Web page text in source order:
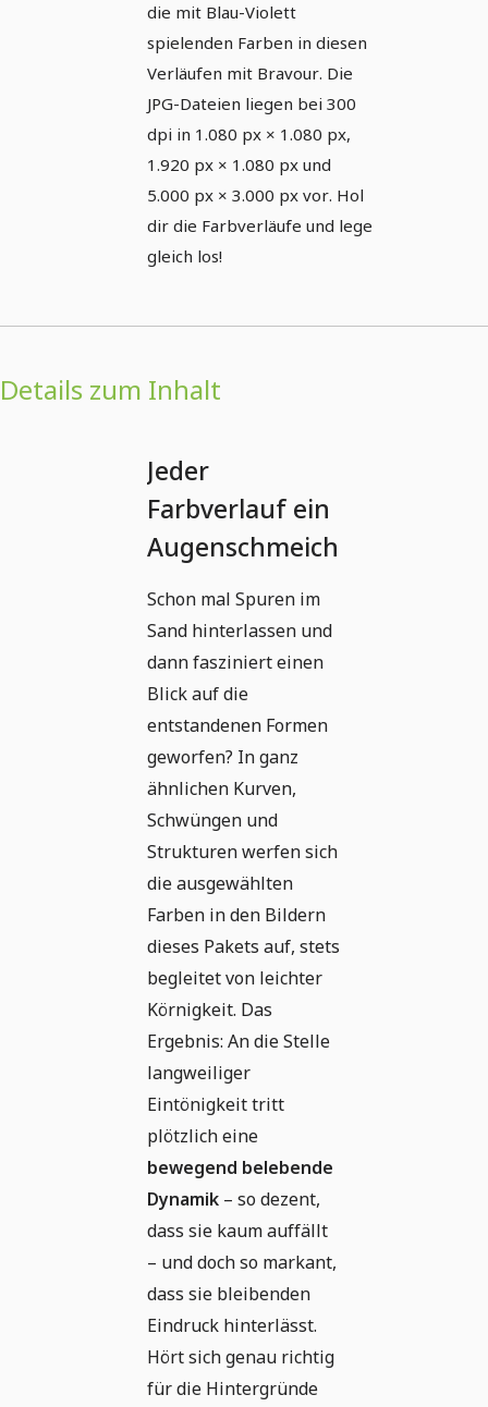
die mit Blau-Violett
spielenden Farben in diesen
Verläufen mit Bravour. Die
JPG-Dateien liegen bei 300
dpi in 1.080 px × 1.080 px,
1.920 px × 1.080 px und
5.000 px × 3.000 px vor. Hol
dir die Farbverläufe und lege
gleich los!
Details zum Inhalt
Jeder
Farbverlauf ein
Augenschmeichler
Schon mal Spuren im
Sand hinterlassen und
dann fasziniert einen
Blick auf die
entstandenen Formen
geworfen? In ganz
ähnlichen Kurven,
Schwüngen und
Strukturen werfen sich
die ausgewählten
Farben in den Bildern
dieses Pakets auf, stets
begleitet von leichter
Körnigkeit. Das
Ergebnis: An die Stelle
langweiliger
Eintönigkeit tritt
plötzlich eine
bewegend belebende
Dynamik – so dezent,
dass sie kaum auffällt
– und doch so markant,
dass sie bleibenden
Eindruck hinterlässt.
Hört sich genau richtig
für die Hintergründe